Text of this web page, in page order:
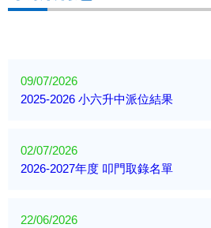
09/07/2026
2025-2026 小六升中派位結果
02/07/2026
2026-2027年度 叩門取錄名單
22/06/2026